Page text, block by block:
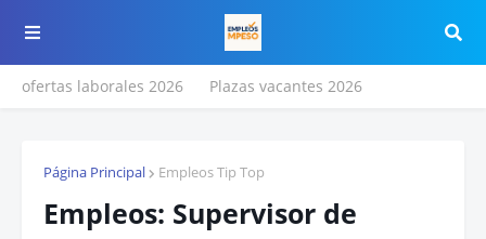
ofertas laborales 2026 Plazas vacantes 2026
Página Principal Empleos Tip Top
Empleos: Supervisor de